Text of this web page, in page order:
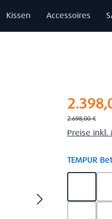
Kissen Accessoires
Regulärer Preis:
2.698,00 €
Preise inkl.
TEMPUR